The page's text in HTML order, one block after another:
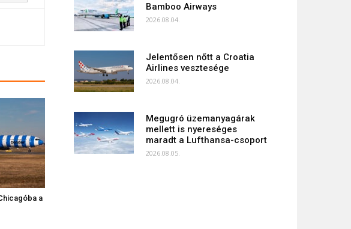
a
Bamboo Airways
2026.08.04.
Jelentősen nőtt a Croatia
Airlines vesztesége
2026.08.04.
Megugró üzemanyagárak
mellett is nyereséges
maradt a Lufthansa-csoport
2026.08.05.